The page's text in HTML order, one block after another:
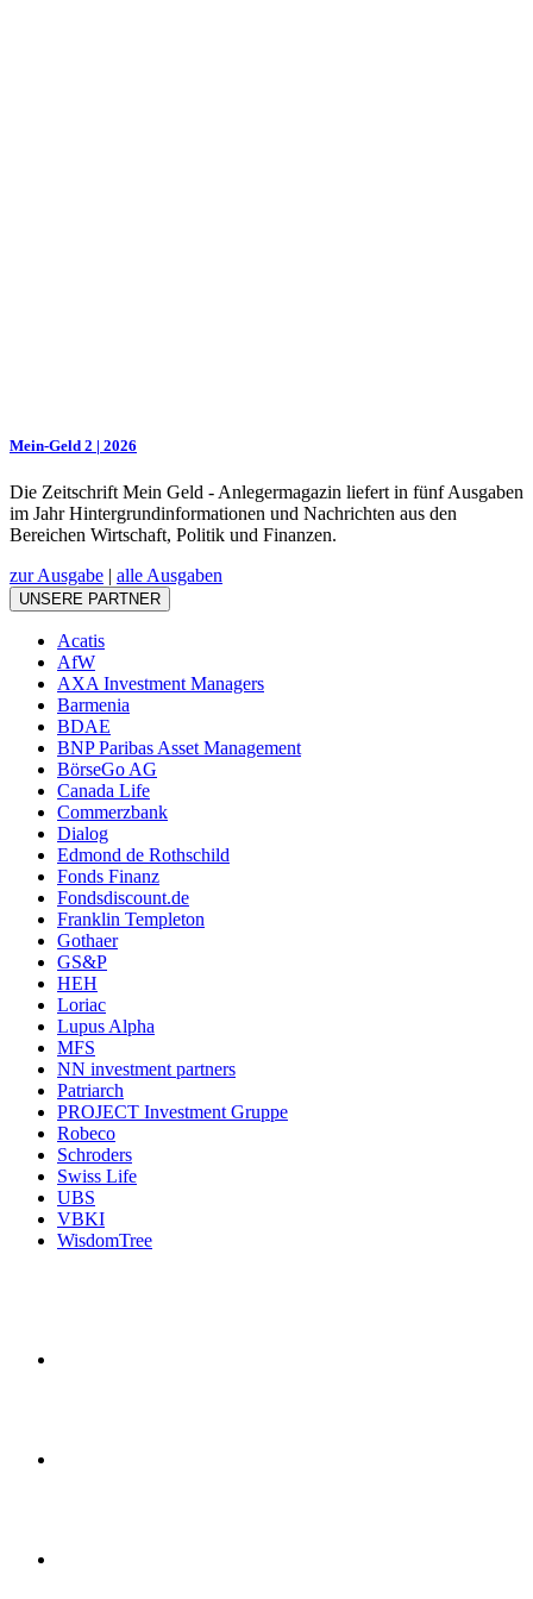
Mein-Geld 2 | 2026
Die Zeitschrift Mein Geld - Anlegermagazin liefert in fünf Ausgaben
im Jahr Hintergrundinformationen und Nachrichten aus den
Bereichen Wirtschaft, Politik und Finanzen.
zur Ausgabe | alle Ausgaben
UNSERE PARTNER
Acatis
AfW
AXA Investment Managers
Barmenia
BDAE
BNP Paribas Asset Management
BörseGo AG
Canada Life
Commerzbank
Dialog
Edmond de Rothschild
Fonds Finanz
Fondsdiscount.de
Franklin Templeton
Gothaer
GS&P
HEH
Loriac
Lupus Alpha
MFS
NN investment partners
Patriarch
PROJECT Investment Gruppe
Robeco
Schroders
Swiss Life
UBS
VBKI
WisdomTree